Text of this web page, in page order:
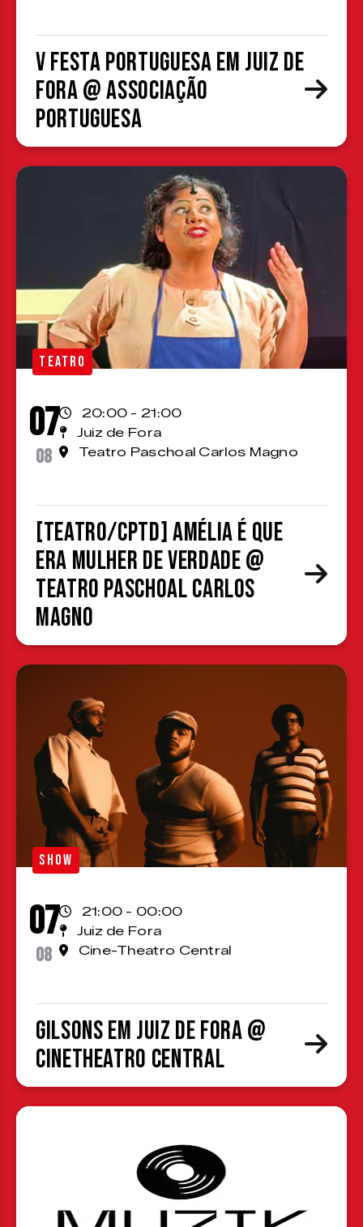
V Festa Portuguesa em Juiz de
Fora @ Associação
Portuguesa
TEATRO
07
08
20:00 - 21:00
Juiz de Fora
Teatro Paschoal Carlos Magno
[TEATRO/CPTD] Amélia é que
era mulher de verdade @
Teatro Paschoal Carlos
Magno
SHOW
07
08
21:00 - 00:00
Juiz de Fora
Cine-Theatro Central
Gilsons em Juiz de Fora @
CineTheatro Central